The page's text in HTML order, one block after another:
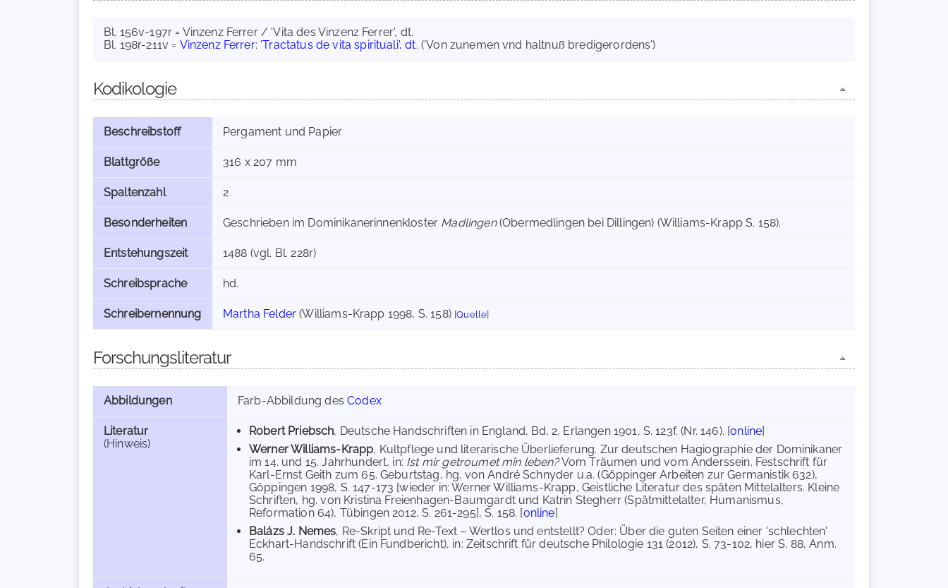
Bl. 156v-197r = Vinzenz Ferrer / 'Vita des Vinzenz Ferrer', dt.
Bl. 198r-211v = Vinzenz Ferrer: 'Tractatus de vita spirituali', dt. ('Von zunemen vnd haltnuß bredigerordens')
Kodikologie
Beschreibstoff Pergament und Papier
Blattgröße 316 x 207 mm
Spaltenzahl 2
Besonderheiten Geschrieben im Dominikanerinnenkloster Madlingen(Obermedlingen bei Dillingen) (Williams-Krapp S. 158).
Entstehungszeit 1488 (vgl. Bl. 228r)
Schreibsprache hd.
Schreibernennung Martha Felder (Williams-Krapp 1998, S. 158) [Quelle]
Forschungsliteratur
Abbildungen Farb-Abbildung desCodex
Literatur
(Hinweis)
Robert Priebsch, Deutsche Handschriften in England, Bd. 2, Erlangen 1901, S. 123f. (Nr. 146). [online]
Werner Williams-Krapp, Kultpflege und literarische Überlieferung. Zur deutschen Hagiographie der Dominikaner
im 14. und 15. Jahrhundert, in: Ist mir getroumet mîn leben?Vom Träumen und vom Anderssein. Festschrift für
Karl-Ernst Geith zum 65. Geburtstag, hg. von André Schnyder u.a. (Göppinger Arbeiten zur Germanistik 632),
Göppingen 1998, S. 147-173 [wieder in: Werner Williams-Krapp, Geistliche Literatur des späten Mittelalters. Kleine
Schriften, hg. von Kristina Freienhagen-Baumgardt und Katrin Stegherr (Spätmittelalter, Humanismus,
Reformation 64), Tübingen 2012, S. 261-295], S. 158. [online]
Balázs J. Nemes, Re-Skript und Re-Text – Wertlos und entstellt? Oder: Über die guten Seiten einer 'schlechten'
Eckhart-Handschrift (Ein Fundbericht), in: Zeitschrift für deutsche Philologie 131 (2012), S. 73-102, hier S. 88, Anm.
65.